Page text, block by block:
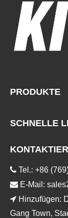
PRODUKTE
SCHNELLE
 Tel.: +86
 E-Mail:
 Hinzufügen:
Gang Town,